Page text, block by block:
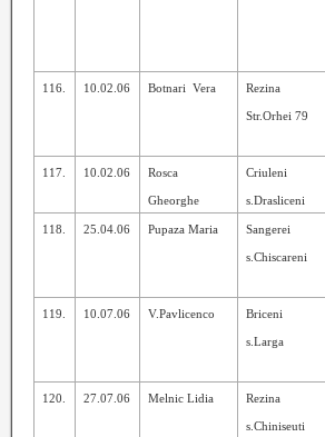
116. 10.02.06 Botnari Vera Rezina
Str.Orhei 79
117. 10.02.06 Rosca
Gheorghe
Criuleni
s.Drasliceni
118. 25.04.06 Pupaza Maria Sangerei
s.Chiscareni
119. 10.07.06 V.Pavlicenco Briceni
s.Larga
120. 27.07.06 Melnic Lidia Rezina
s.Chiniseuti